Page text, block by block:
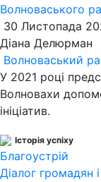
Волноваського
30 Листопада
Діана Делюрман
Волноваський
У 2021 році
Волновахи
ініціатив.
Історія успіху
Благоустрій
Діалог громадян